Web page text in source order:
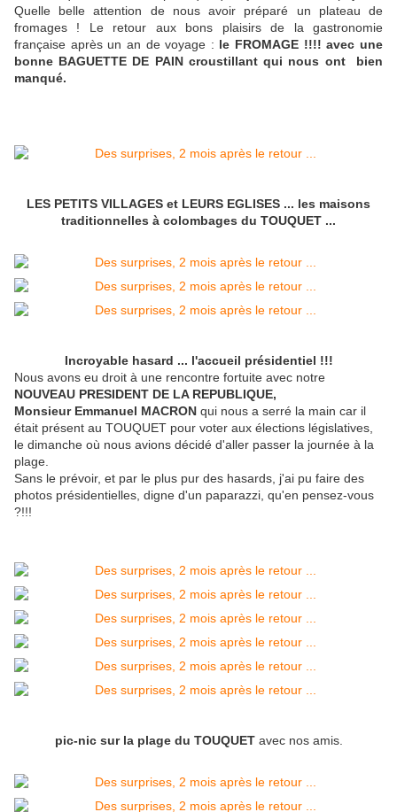
Quelle belle attention de nous avoir préparé un plateau de
fromages ! Le retour aux bons plaisirs de la gastronomie
française après un an de voyage : le FROMAGE !!!! avec une
bonne BAGUETTE DE PAIN croustillant qui nous ont bien
manqué.
LES PETITS VILLAGES et LEURS EGLISES ... les maisons
traditionnelles à colombages du TOUQUET ...
Incroyable hasard ... l'accueil présidentiel !!!
Nous avons eu droit à une rencontre fortuite avec notre
NOUVEAU PRESIDENT DE LA REPUBLIQUE,
Monsieur Emmanuel MACRON qui nous a serré la main car il
était présent au TOUQUET pour voter aux élections législatives,
le dimanche où nous avions décidé d'aller passer la journée à la
plage.
Sans le prévoir, et par le plus pur des hasards, j'ai pu faire des
photos présidentielles, digne d'un paparazzi, qu'en pensez-vous
?!!!
pic-nic sur la plage du TOUQUETavec nos amis.